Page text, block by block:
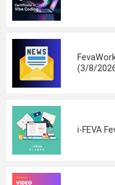
(3/8/
i-FEVA